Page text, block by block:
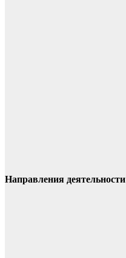
Направления деятельности